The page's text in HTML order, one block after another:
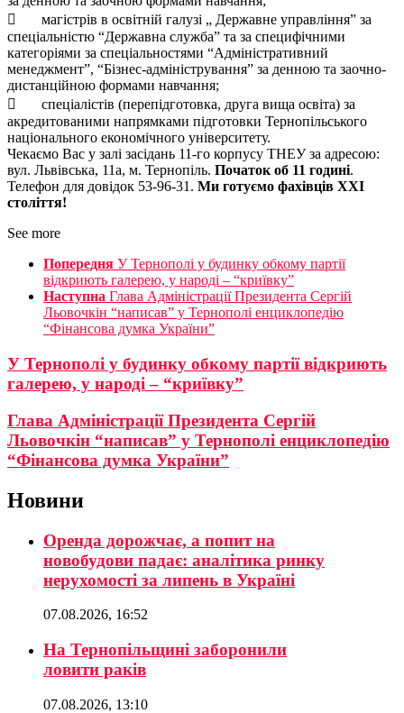
 магістрів в освітній галузі „ Державне управління” за
спеціальністю “Державна служба” та за специфічними
категоріями за спеціальностями “Адміністративний
менеджмент”, “Бізнес-адміністрування” за денною та заочно-
дистанційною формами навчання;
 спеціалістів (перепідготовка, друга вища освіта) за
акредитованими напрямками підготовки Тернопільського
національного економічного університету.
Чекаємо Вас у залі засідань 11-го корпусу ТНЕУ за адресою:
вул. Львівська, 11а, м. Тернопіль. Початок об 11 годині.
Телефон для довідок 53-96-31. Ми готуємо фахівців ХХI
століття!
See more
Попередня У Тернополі у будинку обкому партії
відкриють галерею, у народі – “криївку”
Наступна Глава Адміністрації Президента Сергій
Льовочкін “написав” у Тернополі енциклопедію
“Фінансова думка України”
У Тернополі у будинку обкому партії відкриють
галерею, у народі – “криївку”
Глава Адміністрації Президента Сергій
Льовочкін “написав” у Тернополі енциклопедію
“Фінансова думка України”
Новини
Оренда дорожчає, а попит на
новобудови падає: аналітика ринку
нерухомості за липень в Україні
07.08.2026, 16:52
На Тернопільщині заборонили
ловити раків
07.08.2026, 13:10